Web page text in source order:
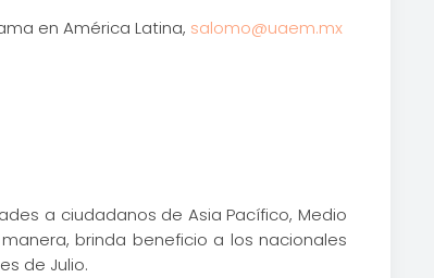
en América Latina, salomo@uaem.mx
a ciudadanos de Asia Pacífico, Medio
brinda beneficio a los nacionales
de Julio.